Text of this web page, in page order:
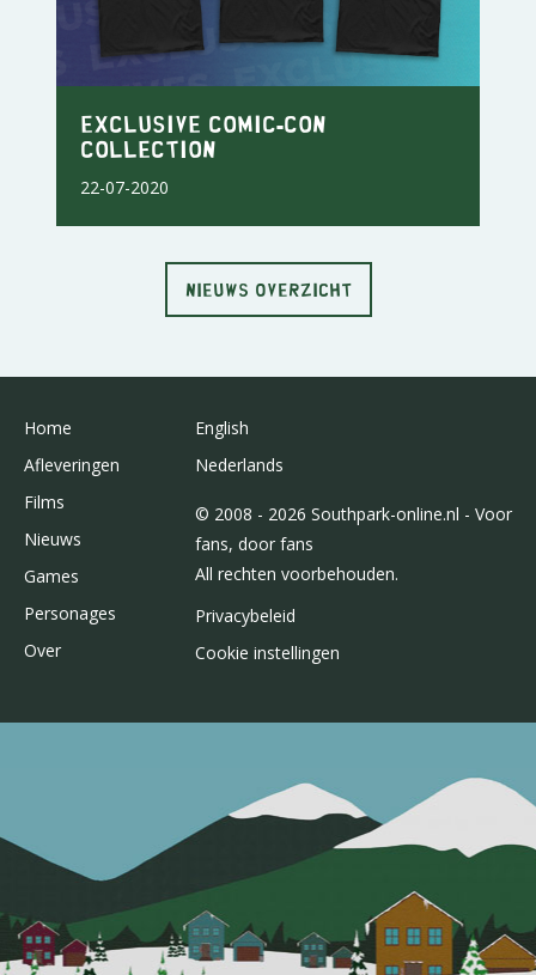
Exclusive Comic-Con
Collection
22-07-2020
NIEUWS OVERZICHT
Home
Afleveringen
Films
Nieuws
Games
Personages
Over
English
Nederlands
© 2008 - 2026 Southpark-online.nl - Voor
fans, door fans
All rechten voorbehouden.
Privacybeleid
Cookie instellingen